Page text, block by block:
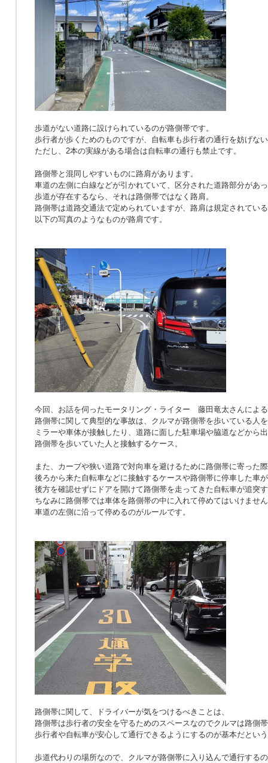
歩道がない道路に設けられているのが路側帯です。
歩行者が歩くためのものですが、自転車も歩行者の通行を妨げな
ただし、2本の実線がある場合は自転車の通行も禁止です。
路側帯と混同しやすいものに路肩があります。
車道の左側に白線などが引かれていて、区分された道路部分があ
歩道が存在するなら、それは路側帯ではなく路肩。
路側帯は道路交通法で定められていますが、路肩は規定されてい
以下の写真のようなものが路肩です。
今回、お話を伺ったモータリング・ライター 藤田竜太さんによ
路側帯に関して典型的な事故は、クルマが路側帯を歩いている人
ミラーや車体が接触したり、道路に面した駐車場や脇道などから
路側帯を歩いていた人と接触するケース。
また、カーブや狭い道路で対向車を避けるために路側帯に寄った
後ろから来た自転車などに接触するケースや路側帯に停車した車
後方を確認せずにドアを開けて路側帯を走ってきた自転車が追突
ちなみに路側帯では車体を路側帯の中に入れて停めてはいけませ
車道の左側に沿って停めるのがルールです。
路側帯に関して、ドライバーが気をつけるべきことは、
路側帯は歩行者の安全を守るためのスペースなのでクルマは路側
歩行者や自転車が安心して通行できるようにするのが基本だとい
歩道代わりの場所なので、クルマが路側帯に入り込んで通行する